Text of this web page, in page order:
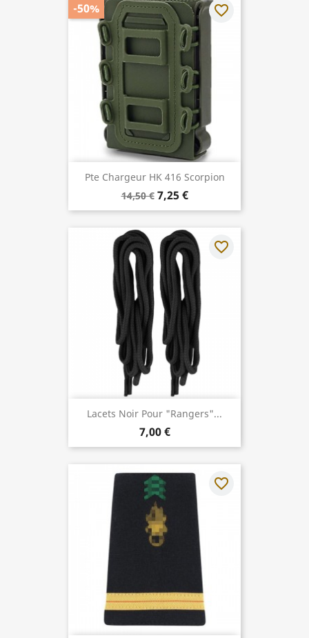
Pte Chargeur HK 416 Scorpion
14,50 € 7,25 €
-50% favorite_border
Lacets Noir Pour "Rangers"...
7,00 €
favorite_border
favorite_border